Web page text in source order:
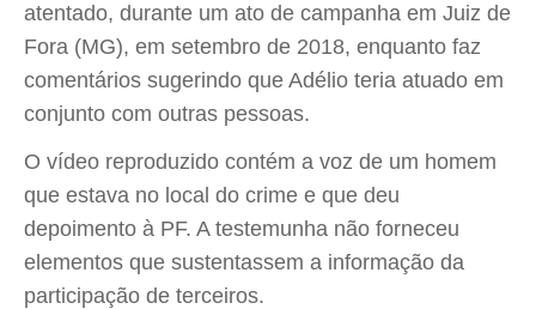
atentado, durante um ato de campanha em Juiz de
Fora (MG), em setembro de 2018, enquanto faz
comentários sugerindo que Adélio teria atuado em
conjunto com outras pessoas.
O vídeo reproduzido contém a voz de um homem
que estava no local do crime e que deu
depoimento à PF. A testemunha não forneceu
elementos que sustentassem a informação da
participação de terceiros.